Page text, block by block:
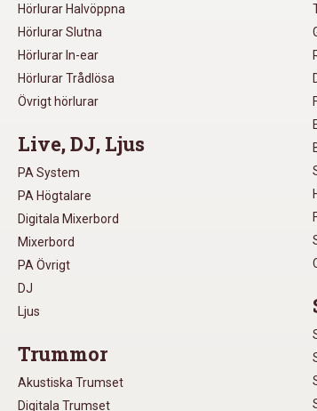
Hörlurar Halvöppna
Hörlurar Slutna
Hörlurar In-ear
Hörlurar Trådlösa
Övrigt hörlurar
Live, DJ, Ljus
PA System
PA Högtalare
Digitala Mixerbord
Mixerbord
PA Övrigt
DJ
Ljus
Trummor
Akustiska Trumset
Digitala Trumset